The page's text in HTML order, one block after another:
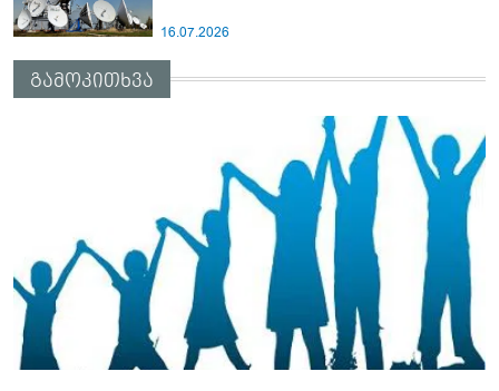
16.07.2026
გამოკითხვა